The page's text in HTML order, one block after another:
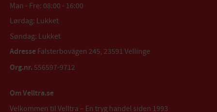
Man - Fre: 08:00 - 16:00
Lørdag: Lukket
Søndag: Lukket
Adresse Falsterbovägen 245, 23591 Vellinge
Org.nr. 556597-9712
Om Velltra.se
Velkommen til Velltra – En tryg handel siden 1993